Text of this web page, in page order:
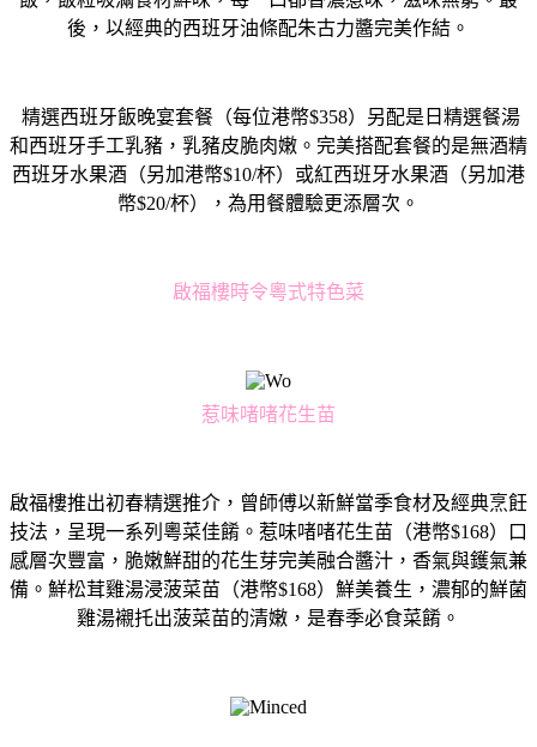
後，以經典的西班牙油條配朱古力醬完美作結。
精選西班牙飯晚宴套餐（每位港幣$358）另配是日精選餐湯
和西班牙手工乳豬，乳豬皮脆肉嫩。完美搭配套餐的是無酒精
西班牙水果酒（另加港幣$10/杯）或紅西班牙水果酒（另加港
幣$20/杯），為用餐體驗更添層次。
啟福樓時令粵式特色菜
惹味啫啫花生苗
啟福樓推出初春精選推介，曾師傅以新鮮當季食材及經典烹飪
技法， 呈現一系列粵菜佳餚。惹味啫啫花生苗（港幣$168）
口
感層次豐富，脆嫩鮮甜的花生芽完美融合醬汁，香氣與鑊氣兼
備。 鮮松茸雞湯浸菠菜苗（港幣$168）鮮美養生， 濃郁的鮮菌
雞湯襯托出菠菜苗的清嫩，是春季必食菜餚。